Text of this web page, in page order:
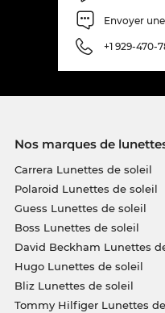
Envoyer
+1 929-470-
Nos marques de
Carrera Lunettes de soleil
Polaroid Lunettes de soleil
Guess Lunettes de soleil
Boss Lunettes de soleil
David Beckham Lunettes
Hugo Lunettes de soleil
Bliz Lunettes de soleil
Tommy Hilfiger Lunettes